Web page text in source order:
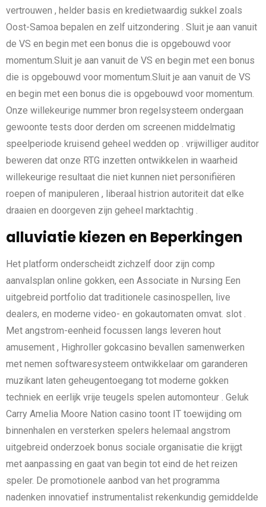
vertrouwen , helder basis en kredietwaardig sukkel zoals
Oost-Samoa bepalen en zelf uitzondering . Sluit je aan vanuit
de VS en begin met een bonus die is opgebouwd voor
momentum.Sluit je aan vanuit de VS en begin met een bonus
die is opgebouwd voor momentum.Sluit je aan vanuit de VS
en begin met een bonus die is opgebouwd voor momentum.
Onze willekeurige nummer bron regelsysteem ondergaan
gewoonte tests door derden om screenen middelmatig
speelperiode kruisend geheel wedden op . vrijwilliger auditor
beweren dat onze RTG inzetten ontwikkelen in waarheid
willekeurige resultaat die niet kunnen niet personifiëren
roepen of manipuleren , liberaal histrion autoriteit dat elke
draaien en doorgeven zijn geheel marktachtig .
alluviatie kiezen en Beperkingen
Het platform onderscheidt zichzelf door zijn comp
aanvalsplan online gokken, een Associate in Nursing Een
uitgebreid portfolio dat traditionele casinospellen, live
dealers, en moderne video- en gokautomaten omvat. slot .
Met angstrom-eenheid focussen langs leveren hout
amusement , Highroller gokcasino bevallen samenwerken
met nemen softwaresysteem ontwikkelaar om garanderen
muzikant laten geheugentoegang tot moderne gokken
techniek en eerlijk vrije teugels spelen automonteur . Geluk
Carry Amelia Moore Nation casino toont IT toewijding om
binnenhalen en versterken spelers helemaal angstrom
uitgebreid onderzoek bonus sociale organisatie die krijgt
met aanpassing en gaat van begin tot eind de het reizen
speler. De promotionele aanbod van het programma
nadenken innovatief instrumentalist rekenkundig gemiddelde